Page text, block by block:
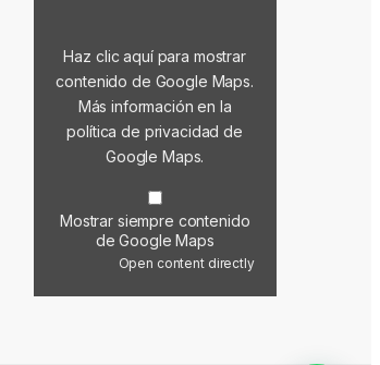
Haz clic aquí para mostrar
contenido de Google Maps.
Más información en la
política de privacidad de
Google Maps.
Mostrar siempre contenido
de Google Maps
Open content directly